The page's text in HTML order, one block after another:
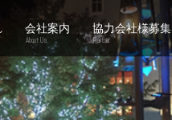
会社案内
About Us
協力会社様募集
Partner